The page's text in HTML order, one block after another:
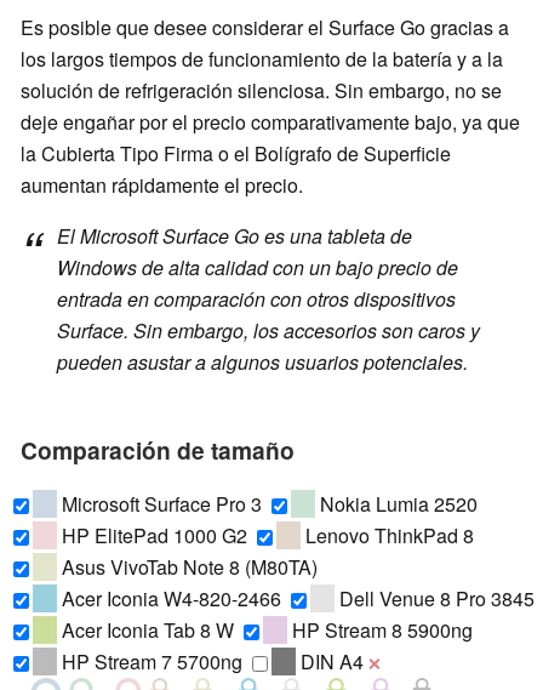
Es posible que desee considerar el Surface Go gracias a
los largos tiempos de funcionamiento de la batería y a la
solución de refrigeración silenciosa. Sin embargo, no se
deje engañar por el precio comparativamente bajo, ya que
la Cubierta Tipo Firma o el Bolígrafo de Superficie
aumentan rápidamente el precio.
El Microsoft Surface Go es una tableta de
Windows de alta calidad con un bajo precio de
entrada en comparación con otros dispositivos
Surface. Sin embargo, los accesorios son caros y
pueden asustar a algunos usuarios potenciales.
Comparación de tamaño
Microsoft Surface Pro 3
Nokia Lumia 2520
HP ElitePad 1000 G2
Lenovo ThinkPad 8
Asus VivoTab Note 8 (M80TA)
Acer Iconia W4-820-2466
Dell Venue 8 Pro 3845
Acer Iconia Tab 8 W
HP Stream 8 5900ng
HP Stream 7 5700ng
DIN A4 ❌